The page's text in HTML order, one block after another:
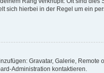
sich hierbei in der Regel um ein
Gravatar, Galerie,
Administration kontaktieren.